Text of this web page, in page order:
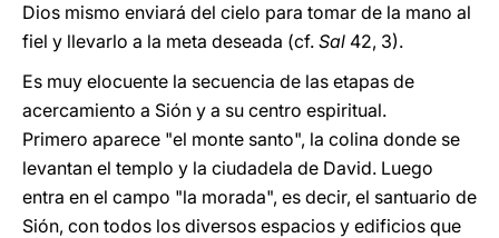
Dios mismo enviará del cielo para tomar de la mano al
fiel y llevarlo a la meta deseada (cf. Sal 42, 3).
Es muy elocuente la secuencia de las etapas de
acercamiento a Sión y a su centro espiritual.
Primero aparece "el monte santo", la colina donde se
levantan el templo y la ciudadela de David. Luego
entra en el campo "la morada", es decir, el santuario de
Sión, con todos los diversos espacios y edificios que